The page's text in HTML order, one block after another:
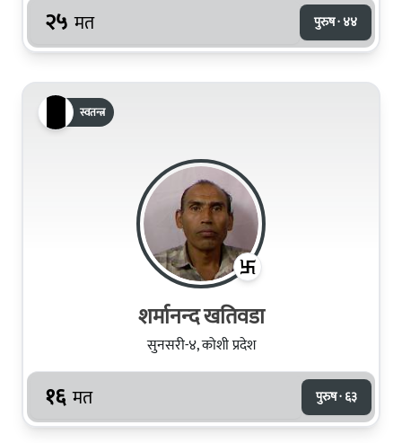
२५ मत पुरुष · ४४
स्वतन्त्र
शर्मानन्‍द खतिवडा
सुनसरी-४, कोशी प्रदेश
१६ मत पुरुष · ६३